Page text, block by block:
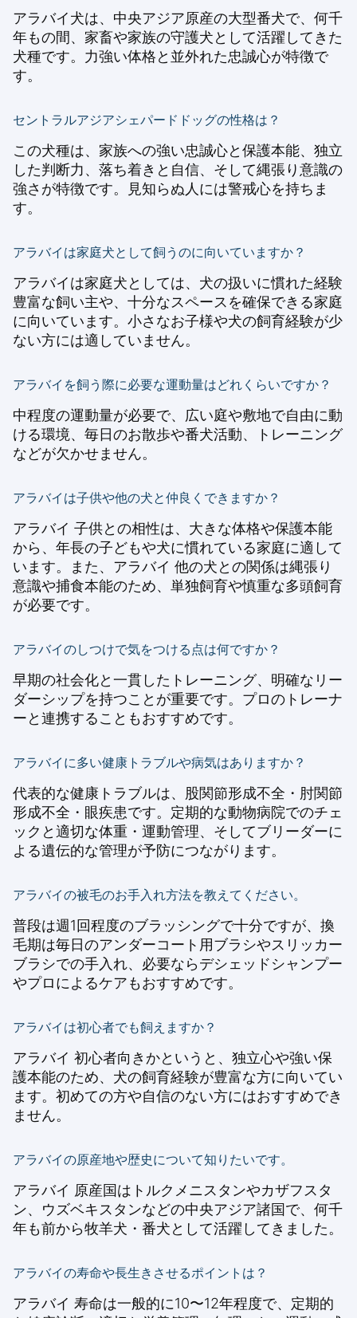
アラバイ犬は、中央アジア原産の大型番犬で、何千
年もの間、家畜や家族の守護犬として活躍してきた
犬種です。力強い体格と並外れた忠誠心が特徴で
す。
セントラルアジアシェパードドッグの性格は？
この犬種は、家族への強い忠誠心と保護本能、独立
した判断力、落ち着きと自信、そして縄張り意識の
強さが特徴です。見知らぬ人には警戒心を持ちま
す。
アラバイは家庭犬として飼うのに向いていますか？
アラバイは家庭犬としては、犬の扱いに慣れた経験
豊富な飼い主や、十分なスペースを確保できる家庭
に向いています。小さなお子様や犬の飼育経験が少
ない方には適していません。
アラバイを飼う際に必要な運動量はどれくらいですか？
中程度の運動量が必要で、広い庭や敷地で自由に動
ける環境、毎日のお散歩や番犬活動、トレーニング
などが欠かせません。
アラバイは子供や他の犬と仲良くできますか？
アラバイ 子供との相性は、大きな体格や保護本能
から、年長の子どもや犬に慣れている家庭に適して
います。また、アラバイ 他の犬との関係は縄張り
意識や捕食本能のため、単独飼育や慎重な多頭飼育
が必要です。
アラバイのしつけで気をつける点は何ですか？
早期の社会化と一貫したトレーニング、明確なリー
ダーシップを持つことが重要です。プロのトレーナ
ーと連携することもおすすめです。
アラバイに多い健康トラブルや病気はありますか？
代表的な健康トラブルは、股関節形成不全・肘関節
形成不全・眼疾患です。定期的な動物病院でのチェ
ックと適切な体重・運動管理、そしてブリーダーに
よる遺伝的な管理が予防につながります。
アラバイの被毛のお手入れ方法を教えてください。
普段は週1回程度のブラッシングで十分ですが、換
毛期は毎日のアンダーコート用ブラシやスリッカー
ブラシでの手入れ、必要ならデシェッドシャンプー
やプロによるケアもおすすめです。
アラバイは初心者でも飼えますか？
アラバイ 初心者向きかというと、独立心や強い保
護本能のため、犬の飼育経験が豊富な方に向いてい
ます。初めての方や自信のない方にはおすすめでき
ません。
アラバイの原産地や歴史について知りたいです。
アラバイ 原産国はトルクメニスタンやカザフスタ
ン、ウズベキスタンなどの中央アジア諸国で、何千
年も前から牧羊犬・番犬として活躍してきました。
アラバイの寿命や長生きさせるポイントは？
アラバイ 寿命は一般的に10〜12年程度で、定期的